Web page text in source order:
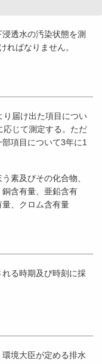
透水の汚染状態を測
ればなりません。
届け出た項目につい
応じて測定する。ただ
項目について3年に1
素及びその化合物、
含有量、亜鉛含有
、クロム含有量
る時期及び時刻に採
境大臣が定める排水